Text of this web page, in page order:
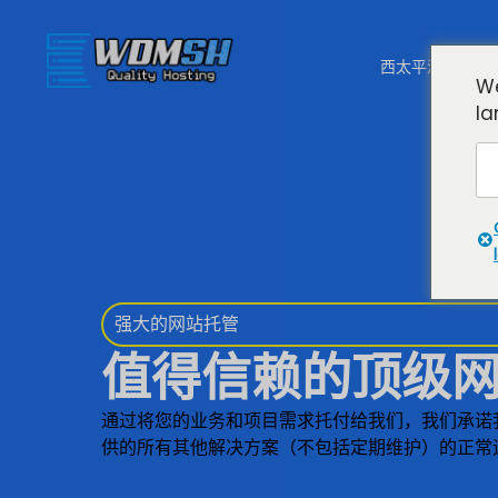
西太平洋岛屿发
强大的网站托管
值得信赖的顶级
通过将您的业务和项目需求托付给我们，我们承
供的所有其他解决方案（不包括定期维护）的正常